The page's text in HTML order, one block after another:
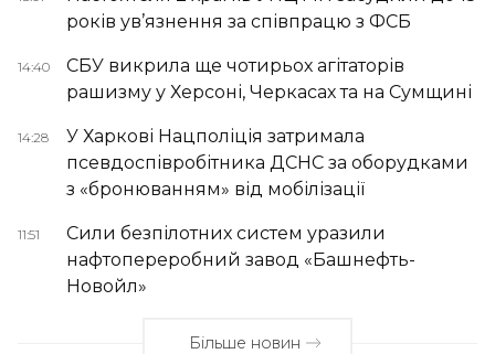
років ув’язнення за співпрацю з ФСБ
14:40
СБУ викрила ще чотирьох агітаторів
рашизму у Херсоні, Черкасах та на Сумщині
14:28
У Харкові Нацполіція затримала
псевдоспівробітника ДСНС за оборудками
з «бронюванням» від мобілізації
11:51
Сили безпілотних систем уразили
нафтопереробний завод «Башнефть-
Новойл»
Більше новин